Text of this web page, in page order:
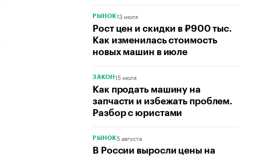
РЫНОК13 июля
Рост цен и скидки в ₽900 тыс.
Как изменилась стоимость
новых машин в июле
ЗАКОН 15 июля
Как продать машину на
запчасти и избежать проблем.
Разбор с юристами
РЫНОК5 августа
В России выросли цены на